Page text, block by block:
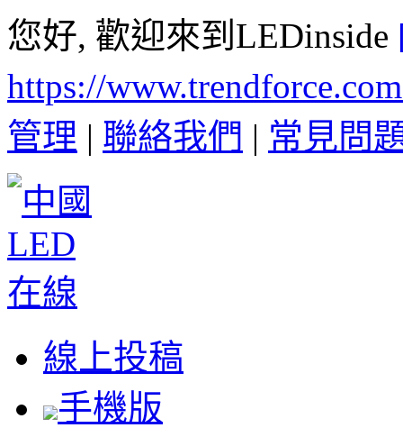
您好, 歡迎來到LEDinside
https://
管理 | 聯絡我們 | 常見問
線上投稿
手機版